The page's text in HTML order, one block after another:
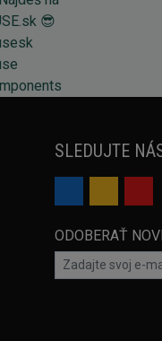
SLEDUJTE
ODOBERAŤ